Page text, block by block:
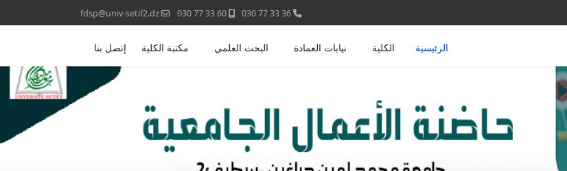
36 33 77 030
60 33 77 030
fdsp@univ-setif2.dz
الرئيسية الكلية نيابات العمادة البحث العلمي مكتبة الكلية إتصل بنا